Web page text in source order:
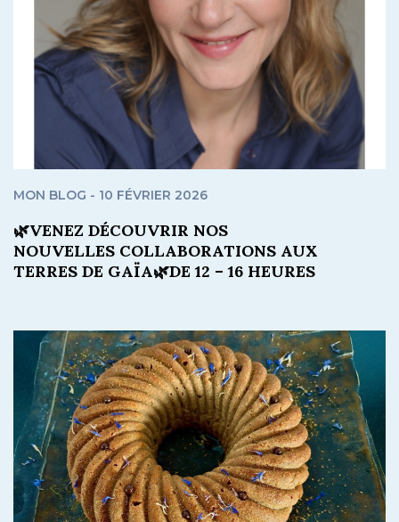
MON BLOG - 10 FÉVRIER 2026
🌿VENEZ DÉCOUVRIR NOS
NOUVELLES COLLABORATIONS AUX
TERRES DE GAÏA🌿DE 12 – 16 HEURES